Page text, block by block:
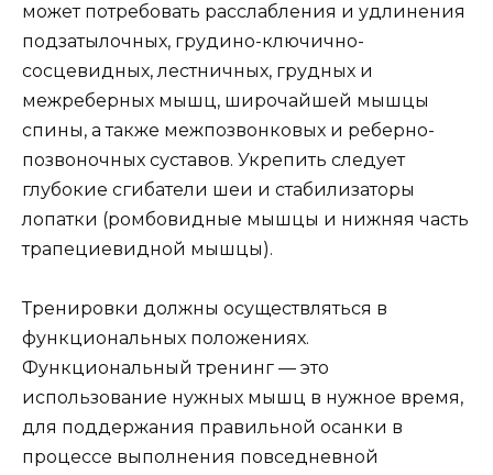
может потребовать расслабления и удлинения
подзатылочных, грудино-ключично-
сосцевидных, лестничных, грудных и
межреберных мышц, широчайшей мышцы
спины, а также межпозвонковых и реберно-
позвоночных суставов. Укрепить следует
глубокие сгибатели шеи и стабилизаторы
лопатки (ромбовидные мышцы и нижняя часть
трапециевидной мышцы).
Тренировки должны осуществляться в
функциональных положениях.
Функциональный тренинг — это
использование нужных мышц в нужное время,
для поддержания правильной осанки в
процессе выполнения повседневной